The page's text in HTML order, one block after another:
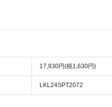
17,930円(税1,630円)
LKL24SPT2072